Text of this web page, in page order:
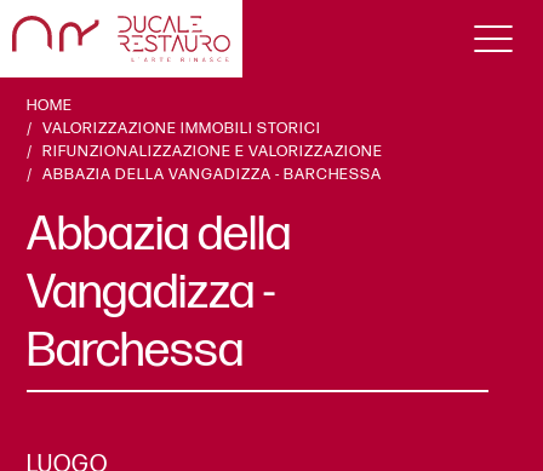
HOME
VALORIZZAZIONE IMMOBILI STORICI
RIFUNZIONALIZZAZIONE E VALORIZZAZIONE
ABBAZIA DELLA VANGADIZZA - BARCHESSA
Abbazia della
Vangadizza -
Barchessa
LUOGO